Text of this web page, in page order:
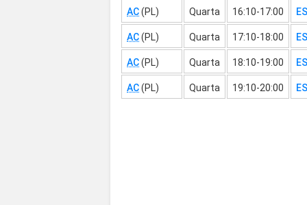
AC(PL) Quarta 16:10-17:00
AC(PL) Quarta 17:10-18:00
AC(PL) Quarta 18:10-19:00
AC(PL) Quarta 19:10-20:00